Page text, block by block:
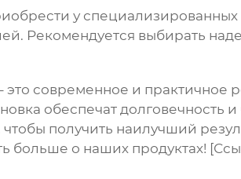
у специализированных
Рекомендуется выбирать
это современное и практичное
обеспечат долговечность
получить наилучший
больше о наших продуктах!